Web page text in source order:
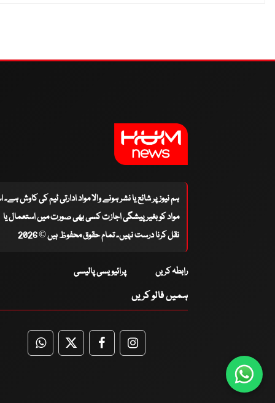
ہم نیوز پر شائع یا نشر ہونے والا مواد ادارتی ٹیم کی کاوش
مواد کو بغیر پیشگی اجازت کسی بھی صورت میں استعمال یا
نقل کرنا درست نہیں۔ تمام حقوق محفوظ ہیں © 2026
رابطہ کریں پرائیویسی پالیسی
ہمیں فالو کریں
WhatsApp
TwitterFacebookFacebook